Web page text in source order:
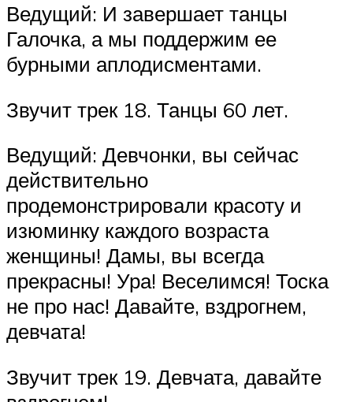
Ведущий: И завершает танцы
Галочка, а мы поддержим ее
бурными аплодисментами.
Звучит трек 18. Танцы 60 лет.
Ведущий: Девчонки, вы сейчас
действительно
продемонстрировали красоту и
изюминку каждого возраста
женщины! Дамы, вы всегда
прекрасны! Ура! Веселимся! Тоска
не про нас! Давайте, вздрогнем,
девчата!
Звучит трек 19. Девчата, давайте